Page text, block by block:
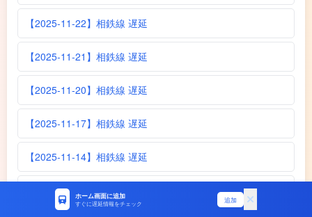
【2025-11-22】相鉄線 遅延
【2025-11-21】相鉄線 遅延
【2025-11-20】相鉄線 遅延
【2025-11-17】相鉄線 遅延
【2025-11-14】相鉄線 遅延
【2025-11-13】相鉄線 遅延
ホーム画面に追加
すぐに遅延情報をチェック 追加